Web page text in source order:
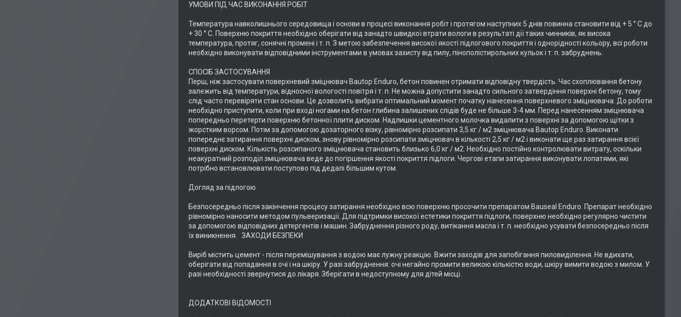
УМОВИ ПІД ЧАС ВИКОНАННЯ РОБІТ
Температура навколишнього середовища і основи в процесі виконання робіт і протягом наступних 5 днів повинна становити від + 5 ° C до
+ 30 ° C. Поверхню покриття необхідно оберігати від занадто швидкої втрати вологи в результаті дії таких чинників, як висока
температура, протяг, сонячні промені і т. п. З метою забезпечення високої якості підлогового покриття і однорідності кольору, всі роботи
необхідно виконувати відповідними інструментами в умовах захисту від пилу, пінополістирольних кульок і т. п. забруднень.
СПОСІБ ЗАСТОСУВАННЯ
Перш, ніж застосувати поверхневий зміцнювач Bautop Enduro, бетон повинен отримати відповідну твердість. Час схоплювання бетону
залежить від температури, відносної вологості повітря і т. п. Не можна допустити занадто сильного затвердіння поверхні бетону, тому
слід часто перевіряти стан основи. Це дозволить вибрати оптимальний момент початку нанесення поверхневого зміцнювача. До роботи
необхідно приступити, коли при вході ногами на бетон глибина залишених слідів буде не більше 3-4 мм. Перед нанесенням зміцнювача
попередньо перетерти поверхню бетонної плити диском. Надлишки цементного молочка видалити з поверхні за допомогою щітки з
жорстким ворсом. Потім за допомогою дозаторного візку, рівномірно розсипати 3,5 кг / м2 зміцнювача Bautop Enduro. Виконати
попереднє затирання поверхні диском, знову рівномірно розсипати зміцнювач в кількості 2,5 кг / м2 і виконати ще раз затирання всієї
поверхні диском. Кількість розсипаного зміцнювача становить близько 6,0 кг / м2. Необхідно постійно контролювати витрату, оскільки
неакуратний розподіл зміцнювача веде до погіршення якості покриття підлоги. Чергові етапи затирання виконувати лопатями, які
потрібно встановлювати поступово під дедалі більшим кутом.
Догляд за підлогою
Безпосередньо після закінчення процесу затирання необхідно всю поверхню просочити препаратом Bauseal Enduro. Препарат необхідно
рівномірно наносити методом пульверизації. Для підтримки високої естетики покриття підлоги, поверхню необхідно регулярно чистити
за допомогою відповідних детергентів і машин. Забруднення різного роду, витікання масла і т. п. необхідно усувати безпосередньо після
їх виникнення. ЗАХОДИ БЕЗПЕКИ
Виріб містить цемент - після перемішування з водою має лужну реакцію. Вжити заходів для запобігання пиловиділення. Не вдихати,
оберігати від попадання в очі і на шкіру. У разі забруднення: очі негайно промити великою кількістю води, шкіру вимити водою з милом. У
разі необхідності звернутися до лікаря. Зберігати в недоступному для дітей місці.
ДОДАТКОВІ ВІДОМОСТІ